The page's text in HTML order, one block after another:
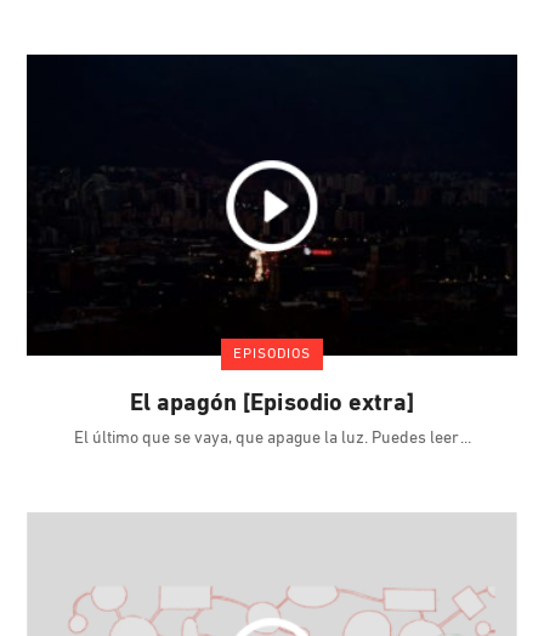
EPISODIOS
El apagón [Episodio extra]
El último que se vaya, que apague la luz. Puedes leer